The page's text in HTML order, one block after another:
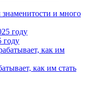
знаменитости и много
году
как им стать